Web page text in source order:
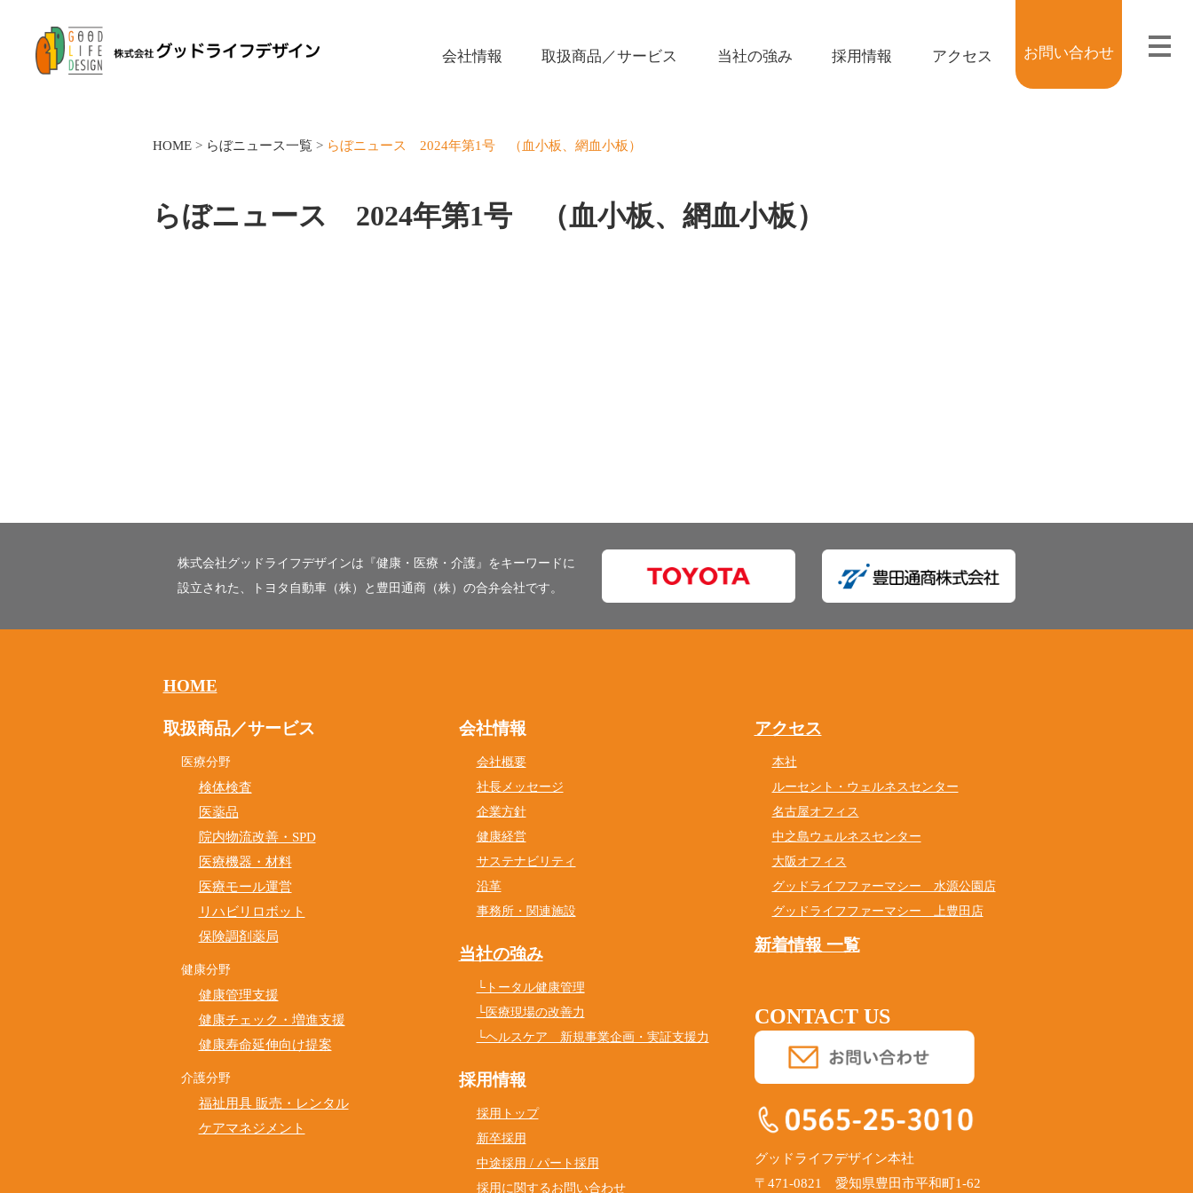
会社情報 取扱商品／サービス 当社の強み 採用情報 アクセス お問い合わせ
HOME > らぼニュース一覧 > らぼニュース 2024年第1号 （血小板、網血小板）
らぼニュース 2024年第1号 （血小板、網血小板）
株式会社グッドライフデザインは『健康・医療・介護』をキーワードに
設立された、トヨタ自動車（株）と豊田通商（株）の合弁会社です。
HOME
取扱商品／サービス
医療分野
検体検査
医薬品
院内物流改善・SPD
医療機器・材料
医療モール運営
リハビリロボット
保険調剤薬局
健康分野
健康管理支援
健康チェック・増進支援
健康寿命延伸向け提案
介護分野
福祉用具 販売・レンタル
ケアマネジメント
会社情報
会社概要
社長メッセージ
企業方針
健康経営
サステナビリティ
沿革
事務所・関連施設
当社の強み
└トータル健康管理
└医療現場の改善力
└ヘルスケア 新規事業企画・実証支援力
採用情報
採用トップ
新卒採用
中途採用 / パート採用
採用に関するお問い合わせ
アクセス
本社
ルーセント・ウェルネスセンター
名古屋オフィス
中之島ウェルネスセンター
大阪オフィス
グッドライフファーマシー 水源公園店
グッドライフファーマシー 上豊田店
新着情報 一覧
CONTACT US
グッドライフデザイン本社
〒471-0821 愛知県豊田市平和町1-62